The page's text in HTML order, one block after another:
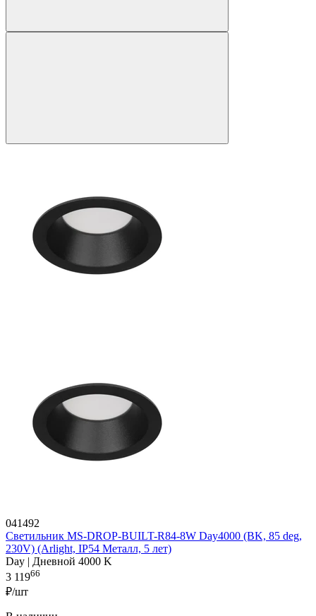
041492
Светильник MS-DROP-BUILT-R84-8W Day4000 (BK, 85 deg,
230V) (Arlight, IP54 Металл, 5 лет)
Day | Дневной 4000 K
3 11966
₽/шт